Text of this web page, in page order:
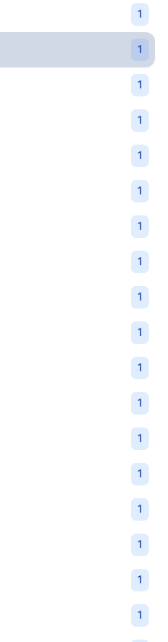
1
1
1
1
1
1
1
1
1
1
1
1
1
1
1
1
1
1